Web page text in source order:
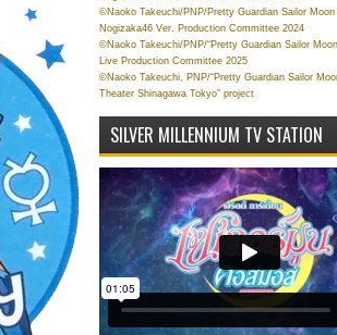
©Naoko Takeuchi/PNP/Pretty Guardian Sailor Moon
Nogizaka46 Ver. Production Committee 2024
©Naoko Takeuchi/PNP/“Pretty Guardian Sailor
Live Production Committee 2025
©Naoko Takeuchi, PNP/“Pretty Guardian Sailor
Theater Shinagawa Tokyo” project
SILVER MILLENNIUM TV STATION